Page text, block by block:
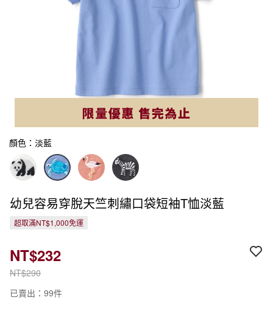
顏色：淡藍
幼兒容易穿脫天竺刺繡口袋短袖T恤淡藍
超取滿NT$1,000免運
NT$290
NT$232
已賣出：99件